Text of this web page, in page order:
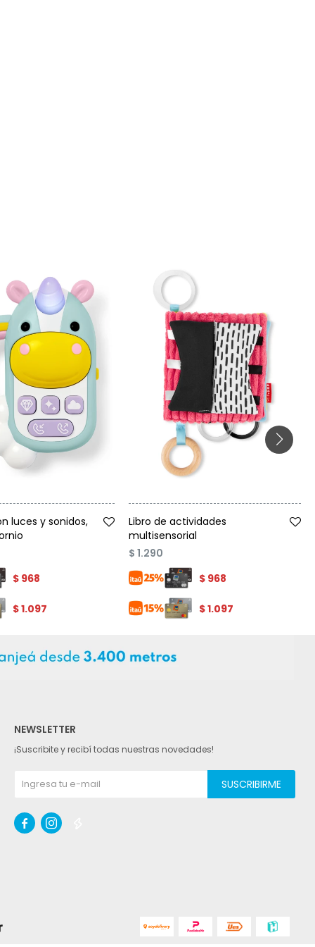
luces y sonidos,
$ 968
$1.097
Libro de actividades
multisensorial
$ 1.290
$ 968
$1.097
NEWSLETTER
¡Suscribite y recibí todas nuestras novedades!
SUSCRIBIRME
 